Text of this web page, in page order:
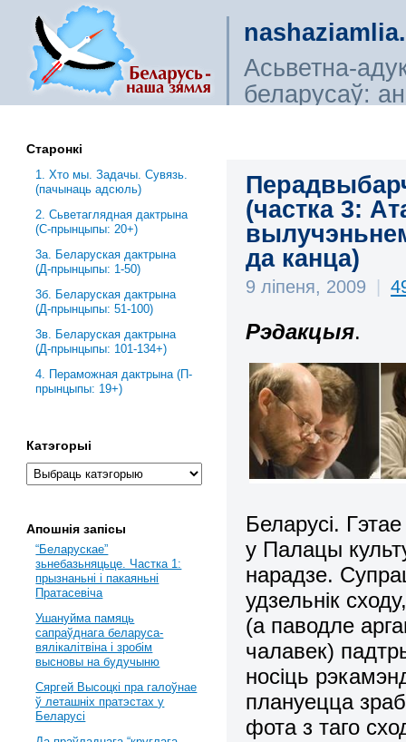
Асьветна-
беларусаў:
(частка 3:
да канца)
9 ліпеня, 2009 |
Рэдакцыя.
Беларусі.
у Палацы
нарадзе.
удзельнік
(а паводле
чалавек)
носіць
плануецца
фота з таго
Старонкі
1. Хто мы. Задачы. Сувязь.
(пачынаць адсюль)
2. Сьветаглядная дактрына
(С-прынцыпы: 20+)
3a. Беларуская дактрына
(Д-прынцыпы: 1-50)
3б. Беларуская дактрына
(Д-прынцыпы: 51-100)
3в. Беларуская дактрына
(Д-прынцыпы: 101-134+)
4. Пераможная дактрына (П-
прынцыпы: 19+)
Катэгорыі
Апошнія запісы
“Беларускае”
зьнебазьняцьце. Частка 1:
прызнаньні і пакаяньні
Пратасевіча
Ушануйма памяць
сапраўднага беларуса-
вялікалітвіна і зробім
высновы на будучыню
Сяргей Высоцкі пра галоўнае
ў леташніх пратэстах у
Беларусі